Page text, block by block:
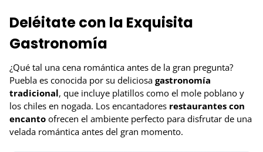
Deléitate con la Exquisita
Gastronomía
¿Qué tal una cena romántica antes de la gran pregunta?
Puebla es conocida por su deliciosa gastronomía
tradicional, que incluye platillos como el mole poblano y
los chiles en nogada. Los encantadores restaurantes con
encanto ofrecen el ambiente perfecto para disfrutar de una
velada romántica antes del gran momento.